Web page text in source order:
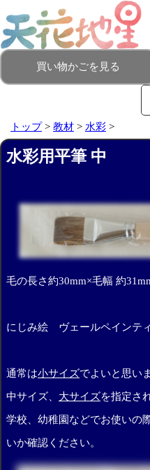
買い物かごを見る
トップ> 教材 > 水彩 >
水彩用平筆 中
毛の長さ約30mm×毛幅 約
にじみ絵 ヴェールペインテ
通常は小サイズでよいと思い
中サイズ、 大サイズを指定さ
学校、幼稚園などでお使いの
いか確認ください。